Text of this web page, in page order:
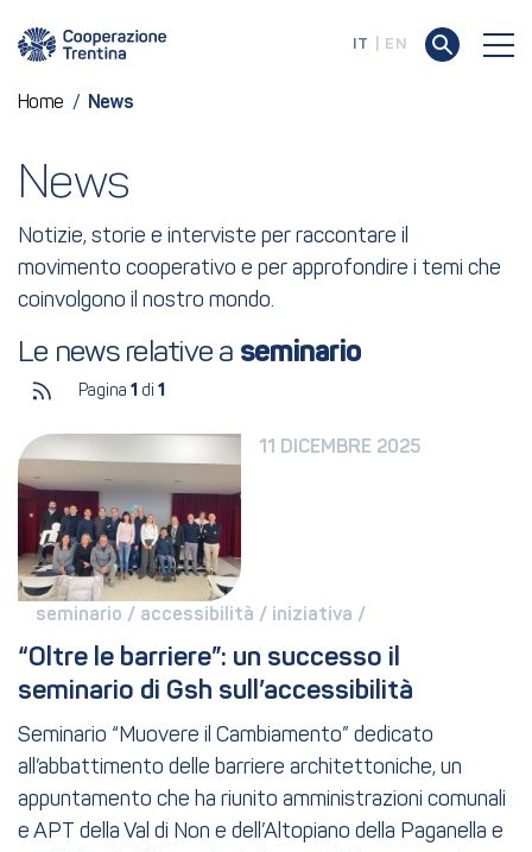
IT EN
Home / News
News
Notizie, storie e interviste per raccontare il
movimento cooperativo e per approfondire i temi che
coinvolgono il nostro mondo.
Le news relative a seminario
Pagina 1 di 1
11 DICEMBRE 2025
seminario / accessibilità / iniziativa /
“Oltre le barriere”: un successo il
seminario di Gsh sull’accessibilità
Seminario “Muovere il Cambiamento” dedicato
all’abbattimento delle barriere architettoniche, un
appuntamento che ha riunito amministrazioni comunali
e APT della Val di Non e dell’Altopiano della Paganella e